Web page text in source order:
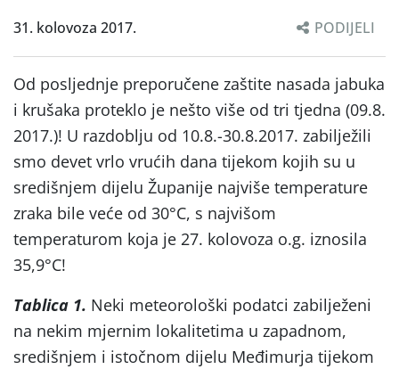
31. kolovoza 2017. PODIJELI
Od posljednje preporučene zaštite nasada jabuka
i krušaka proteklo je nešto više od tri tjedna (09.8.
2017.)! U razdoblju od 10.8.-30.8.2017. zabilježili
smo devet vrlo vrućih dana tijekom kojih su u
središnjem dijelu Županije najviše temperature
zraka bile veće od 30°C, s najvišom
temperaturom koja je 27. kolovoza o.g. iznosila
35,9°C!
Tablica 1. Neki meteorološki podatci zabilježeni
na nekim mjernim lokalitetima u zapadnom,
središnjem i istočnom dijelu Međimurja tijekom